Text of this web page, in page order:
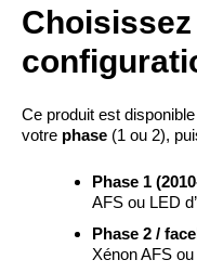
Ce produit est
votre phase (1 ou 2),
Phase 1
AFS ou LED
Phase 2 /
Xénon AFS ou